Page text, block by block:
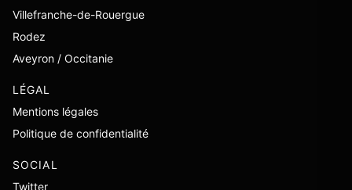
Villefranche-de-Rouergue
Rodez
Aveyron / Occitanie
LÉGAL
Mentions légales
Politique de confidentialité
SOCIAL
Twitter